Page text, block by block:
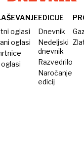
na
oglasi
oglasi
oglasi
EDICIJE
Dnevnik
Nedeljski
dnevnik
Razvedrilo
Naročanje
edicij